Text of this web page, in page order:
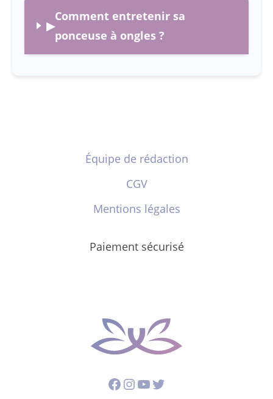
▶
Comment entretenir sa
ponceuse à ongles ?
Équipe de rédaction
CGV
Mentions légales
Paiement sécurisé
Facebook
Instagram
YouTube
Twitter